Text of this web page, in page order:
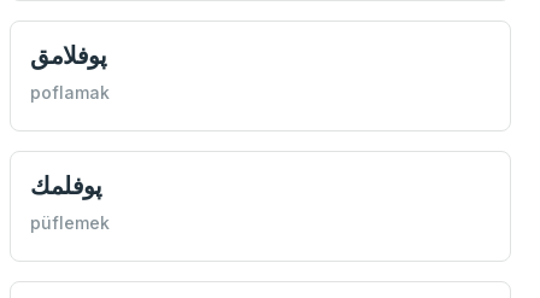
پوفلامق
poflamak
پوفلمك
püflemek